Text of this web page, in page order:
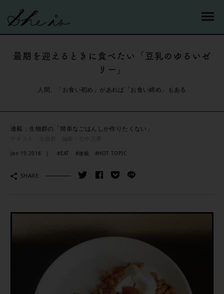
最期を迎えるときに食べたい「豆乳のゆるいゼ
リー」
人間、「お食い初め」があれば「お食い締め」もある
連載：生物群の「簡単なごはんしか作りたくない」
Jan 19.2018 #EAT #連載 #HOT TOPIC
SHARE